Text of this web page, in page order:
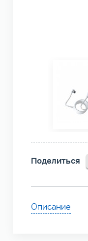
Поделиться
Описание